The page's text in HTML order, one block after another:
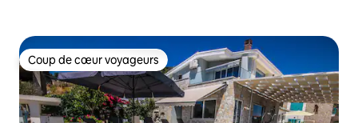
Coup de cœur voyageurs
Coup de cœur voyageurs